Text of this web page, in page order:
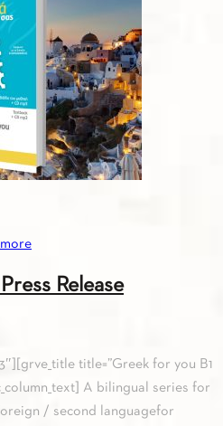
Release
title=”Greek for you Β1
A bilingual series for
/ second languagefor